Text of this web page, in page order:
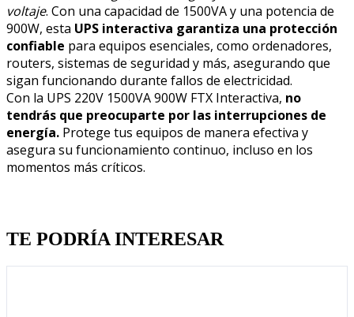
voltaje. Con una capacidad de 1500VA y una potencia de
900W, esta UPS interactiva garantiza una protección
confiable para equipos esenciales, como ordenadores,
routers, sistemas de seguridad y más, asegurando que
sigan funcionando durante fallos de electricidad.
Con la UPS 220V 1500VA 900W FTX Interactiva, no
tendrás que preocuparte por las interrupciones de
energía. Protege tus equipos de manera efectiva y
asegura su funcionamiento continuo, incluso en los
momentos más críticos.
TE PODRÍA INTERESAR